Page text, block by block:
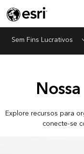
Sem Fins Lucrativos
Explore recursos para
conecte-se